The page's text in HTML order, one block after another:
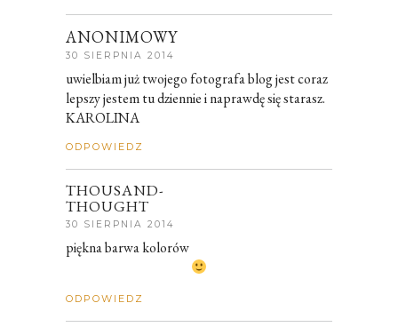
ANONIMOWY
30 SIERPNIA 2014
uwielbiam już twojego fotografa blog jest coraz
lepszy jestem tu dziennie i naprawdę się starasz.
KAROLINA
ODPOWIEDZ
THOUSAND-
THOUGHT
30 SIERPNIA 2014
piękna barwa kolorów
ODPOWIEDZ